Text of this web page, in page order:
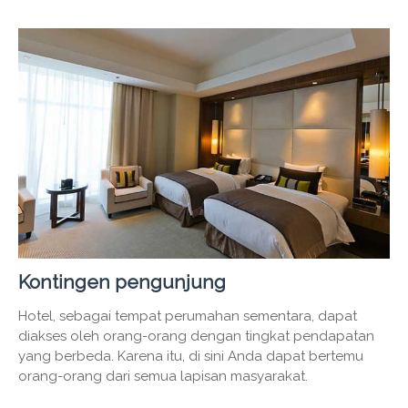
Kontingen pengunjung
Hotel, sebagai tempat perumahan sementara, dapat
diakses oleh orang-orang dengan tingkat pendapatan
yang berbeda. Karena itu, di sini Anda dapat bertemu
orang-orang dari semua lapisan masyarakat.